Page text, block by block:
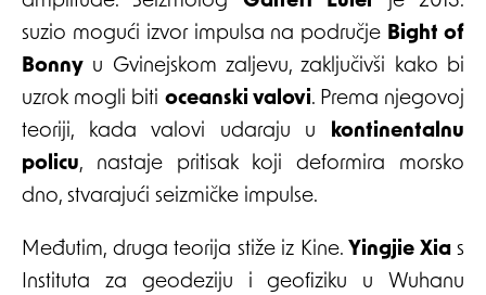
suzio mogući izvor impulsa na područje Bight of
Bonny u Gvinejskom zaljevu, zaključivši kako bi
uzrok mogli biti oceanski valovi. Prema njegovoj
teoriji, kada valovi udaraju u kontinentalnu
policu, nastaje pritisak koji deformira morsko
dno, stvarajući seizmičke impulse.
Međutim, druga teorija stiže iz Kine. Yingjie Xias
Instituta za geodeziju i geofiziku u Wuhanu